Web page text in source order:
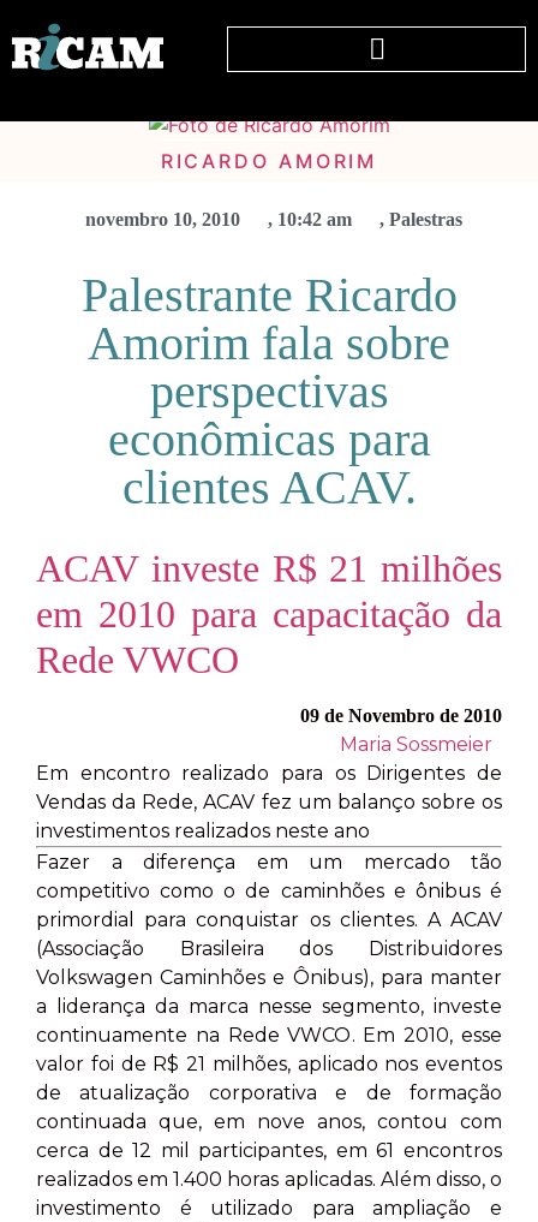
RICARDO AMORIM
novembro 10, 2010 , 10:42 am , Palestras
Palestrante Ricardo
Amorim fala sobre
perspectivas
econômicas para
clientes ACAV.
ACAV investe R$ 21 milhões
em 2010 para capacitação da
Rede VWCO
09 de Novembro de 2010
Maria Sossmeier
Em encontro realizado para os Dirigentes de
Vendas da Rede, ACAV fez um balanço sobre os
investimentos realizados neste ano
Fazer a diferença em um mercado tão
competitivo como o de caminhões e ônibus é
primordial para conquistar os clientes. A ACAV
(Associação Brasileira dos Distribuidores
Volkswagen Caminhões e Ônibus), para manter
a liderança da marca nesse segmento, investe
continuamente na Rede VWCO. Em 2010, esse
valor foi de R$ 21 milhões, aplicado nos eventos
de atualização corporativa e de formação
continuada que, em nove anos, contou com
cerca de 12 mil participantes, em 61 encontros
realizados em 1.400 horas aplicadas. Além disso, o
investimento é utilizado para ampliação e